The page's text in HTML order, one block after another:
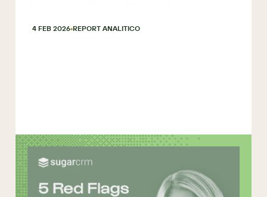
4 FEB 2026 REPORT ANALITICO